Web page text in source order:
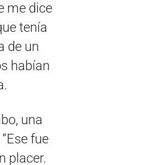
me dice
tenía
de un
habían
una
fue
placer.